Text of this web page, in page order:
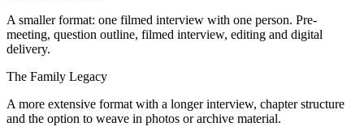
A smaller format: one filmed interview with one person. Pre-
meeting, question outline, filmed interview, editing and digital
delivery.
The Family Legacy
A more extensive format with a longer interview, chapter structure
and the option to weave in photos or archive material.